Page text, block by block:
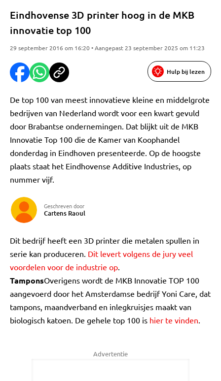
Eindhovense 3D printer hoog in de MKB
innovatie top 100
29 september 2016 om 16:20 • Aangepast 23 september 2025 om 11:23
Hulp bij lezen
De top 100 van meest innovatieve kleine en middelgrote
bedrijven van Nederland wordt voor een kwart gevuld
door Brabantse ondernemingen. Dat blijkt uit de MKB
Innovatie Top 100 die de Kamer van Koophandel
donderdag in Eindhoven presenteerde. Op de hoogste
plaats staat het Eindhovense Additive Industries, op
nummer vijf.
Geschreven door
Cartens Raoul
Dit bedrijf heeft een 3D printer die metalen spullen in
serie kan produceren. Dit levert volgens de jury veel
voordelen voor de industrie op.
TamponsOverigens wordt de MKB Innovatie TOP 100
aangevoerd door het Amsterdamse bedrijf Yoni Care, dat
tampons, maandverband en inlegkruisjes maakt van
biologisch katoen. De gehele top 100 is hier te vinden.
Advertentie